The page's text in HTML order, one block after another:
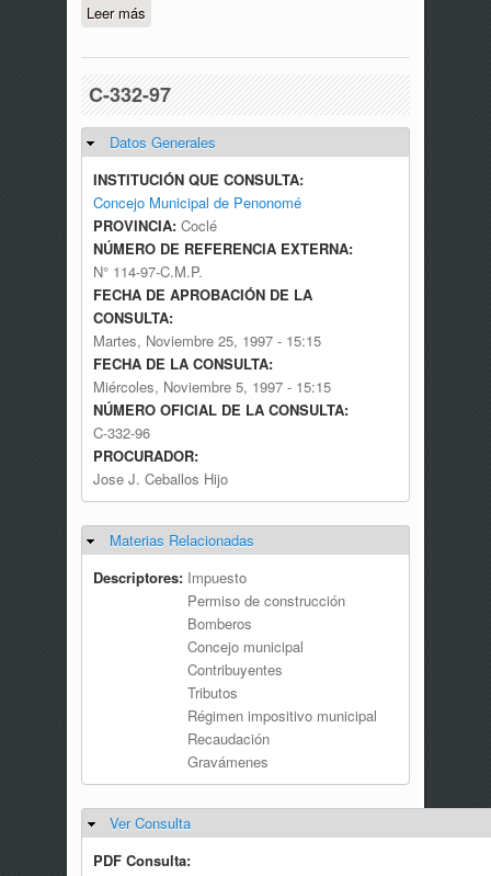
Leer más
C-332-97
Ocultar
Datos Generales
INSTITUCIÓN QUE CONSULTA:
Concejo Municipal de Penonomé
PROVINCIA: Coclé
NÚMERO DE REFERENCIA EXTERNA:
N° 114-97-C.M.P.
FECHA DE APROBACIÓN DE LA
CONSULTA:
Martes, Noviembre 25, 1997 - 15:15
FECHA DE LA CONSULTA:
Miércoles, Noviembre 5, 1997 - 15:15
NÚMERO OFICIAL DE LA CONSULTA:
C-332-96
PROCURADOR:
Jose J. Ceballos Hijo
Ocultar
Materias Relacionadas
Descriptores: Impuesto
Permiso de construcción
Bomberos
Concejo municipal
Contribuyentes
Tributos
Régimen impositivo municipal
Recaudación
Gravámenes
Ocultar
Ver Consulta
PDF Consulta: